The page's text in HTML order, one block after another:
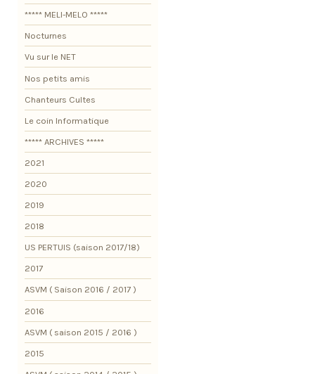
***** MELI-MELO *****
Nocturnes
Vu sur le NET
Nos petits amis
Chanteurs Cultes
Le coin Informatique
***** ARCHIVES *****
2021
2020
2019
2018
US PERTUIS (saison 2017/18)
2017
ASVM ( Saison 2016 / 2017 )
2016
ASVM ( saison 2015 / 2016 )
2015